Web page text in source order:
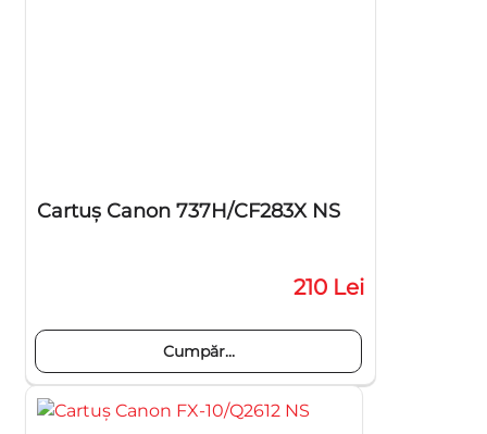
Cartuş Canon 737H/CF283X NS
210 Lei
Cumpăr...